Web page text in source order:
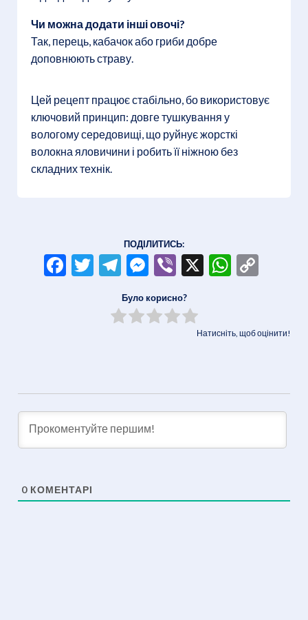
Чи можна додати інші овочі?
Так, перець, кабачок або гриби добре
доповнюють страву.
Цей рецепт працює стабільно, бо використовує
ключовий принцип: довге тушкування у
вологому середовищі, що руйнує жорсткі
волокна яловичини і робить її ніжною без
складних технік.
ПОДІЛИТИСЬ:
Facebook
Twitter
Telegram
Messenger
Viber
X
Було корисно?
Натисніть, щоб оцінити!
0 КОМЕНТАРІ